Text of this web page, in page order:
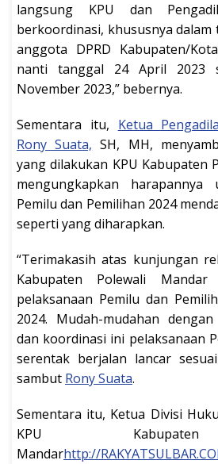
langsung KPU dan
berkoordinasi, khususnya dalam
anggota DPRD Kabupaten/
nanti tanggal 24 April 2023
November 2023,” bebernya.
Sementara itu, Ketua
Rony Suata, SH, MH,
yang dilakukan KPU Kabupaten
mengungkapkan harapannya
Pemilu dan Pemilihan 2024
seperti yang diharapkan.
“Terimakasih atas kunjungan
Kabupaten Polewali
pelaksanaan Pemilu dan
2024. Mudah-mudahan
dan koordinasi ini pelaksanaan
serentak berjalan lancar
sambut Rony Suata.
Sementara itu, Ketua Divisi
KPU
Mandarhttp://